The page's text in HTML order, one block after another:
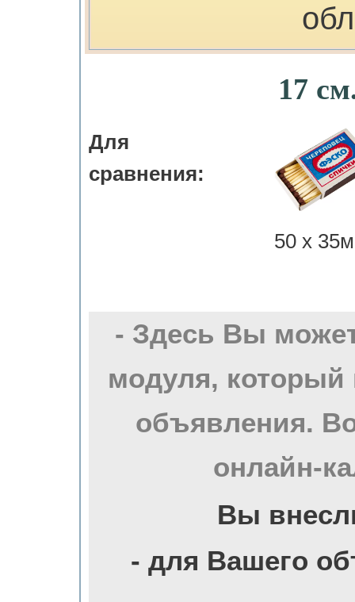
Для
сравнения:
17
50 х
- Здесь Вы
модуля, который
объявления.
онлайн-
Вы
- для Вашего